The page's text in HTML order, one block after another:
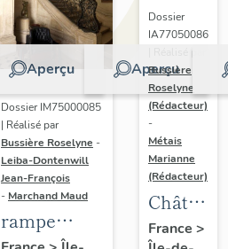
Aperçu
Dossier IM75000085
| Réalisé par
Bussière Roselyne -
Leiba-Dontenwill
Jean-François
- Marchand Maud
rampe
Aperçu
Dossier
IA77050086
| Réalisé par
Bussière
Roselyne
(Rédacteur)
-
Métais
Marianne
(Rédacteur)
Château
de
France >